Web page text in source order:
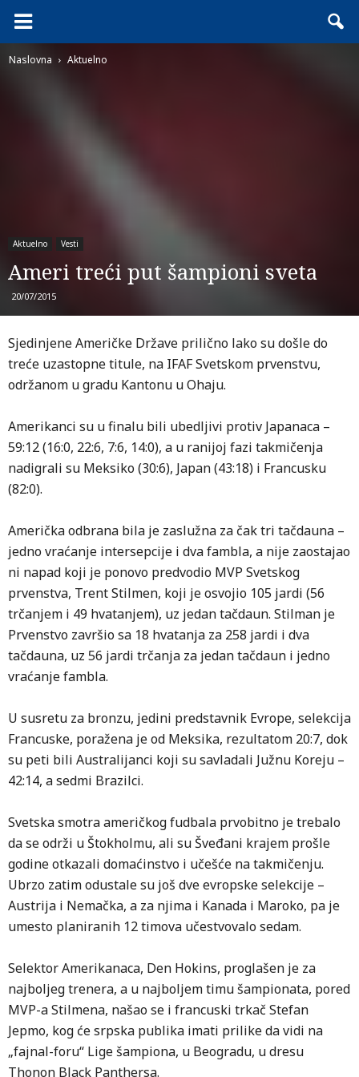
Naslovna Aktuelno
Aktuelno Vesti
Ameri treći put šampioni sveta
20/07/2015
Sjedinjene Američke Države prilično lako su došle do
treće uzastopne titule, na IFAF Svetskom prvenstvu,
održanom u gradu Kantonu u Ohaju.
Amerikanci su u finalu bili ubedljivi protiv Japanaca –
59:12 (16:0, 22:6, 7:6, 14:0), a u ranijoj fazi takmičenja
nadigrali su Meksiko (30:6), Japan (43:18) i Francusku
(82:0).
Američka odbrana bila je zaslužna za čak tri tačdauna –
jedno vraćanje intersepcije i dva fambla, a nije zaostajao
ni napad koji je ponovo predvodio MVP Svetskog
prvenstva, Trent Stilmen, koji je osvojio 105 jardi (56
trčanjem i 49 hvatanjem), uz jedan tačdaun. Stilman je
Prvenstvo završio sa 18 hvatanja za 258 jardi i dva
tačdauna, uz 56 jardi trčanja za jedan tačdaun i jedno
vraćanje fambla.
U susretu za bronzu, jedini predstavnik Evrope, selekcija
Francuske, poražena je od Meksika, rezultatom 20:7, dok
su peti bili Australijanci koji su savladali Južnu Koreju –
42:14, a sedmi Brazilci.
Svetska smotra američkog fudbala prvobitno je trebalo
da se održi u Štokholmu, ali su Šveđani krajem prošle
godine otkazali domaćinstvo i učešće na takmičenju.
Ubrzo zatim odustale su još dve evropske selekcije –
Austrija i Nemačka, a za njima i Kanada i Maroko, pa je
umesto planiranih 12 timova učestvovalo sedam.
Selektor Amerikanaca, Den Hokins, proglašen je za
najboljeg trenera, a u najboljem timu šampionata, pored
MVP-a Stilmena, našao se i francuski trkač Stefan
Jepmo, kog će srpska publika imati prilike da vidi na
„fajnal-foru“ Lige šampiona, u Beogradu, u dresu
Thonon Black Panthersa.